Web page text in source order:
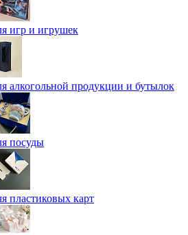
игр и игрушек
алкогольной продукции и бутылок
посуды
пластиковых карт